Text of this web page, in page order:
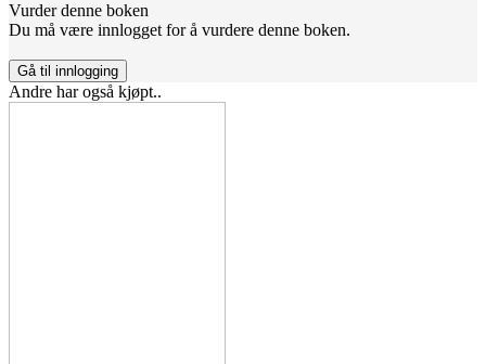
Vurder denne boken
Du må være innlogget for å vurdere denne boken.
Gå til innlogging
Andre har også kjøpt..